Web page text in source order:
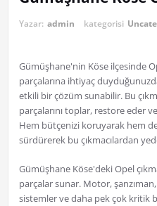
Yazar: admin kategorisi
Gümüşhane'nin Köse ilçesinde
parçalarına ihtiyaç
etkili bir çözüm sunabilir. Bu
parçalarını toplar, restore eder
Hem bütçenizi koruyarak hem de
sürdürerek bu çıkmacılardan
Gümüşhane Köse'deki Opel
parçalar sunar. Motor,
sistemler ve daha pek çok kritik